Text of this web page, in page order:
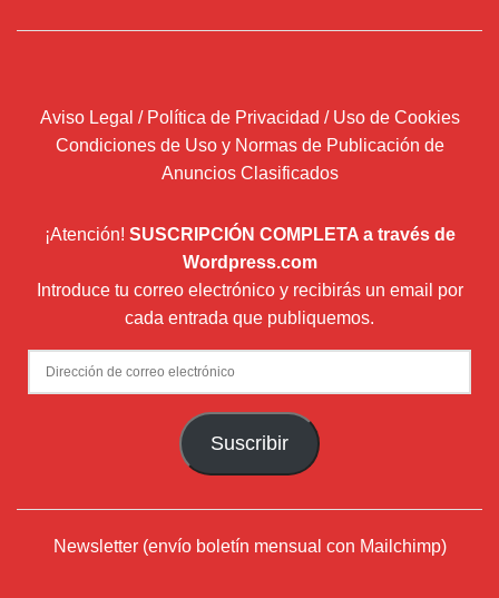
Aviso Legal / Política de Privacidad / Uso de Cookies
Condiciones de Uso y Normas de Publicación de
Anuncios Clasificados
¡Atención! SUSCRIPCIÓN COMPLETA a través de
Wordpress.com
Introduce tu correo electrónico y recibirás un email por
cada entrada que publiquemos.
Dirección
de
Suscribir
Newsletter (envío boletín mensual con Mailchimp)